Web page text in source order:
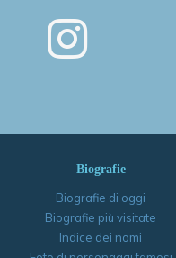
Biografie
Biografie di oggi
Biografie più visitate
Indice dei nomi